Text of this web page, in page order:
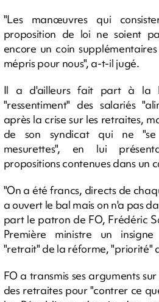
"Les manœuvres qui
proposition de loi ne soient
encore un coin
mépris pour nous", a-t-il jugé.
Il a d'ailleurs fait part à la
"ressentiment" des salariés
après la crise sur les retraites,
de son syndicat qui ne
mesurettes", en lui
propositions contenues dans un
"On a été francs, directs de
a ouvert le bal mais on n'a pas
part le patron de FO, Frédéric
Première ministre un
"retrait" de la réforme, "priorité"
FO a transmis ses arguments
des retraites pour "contrer ce